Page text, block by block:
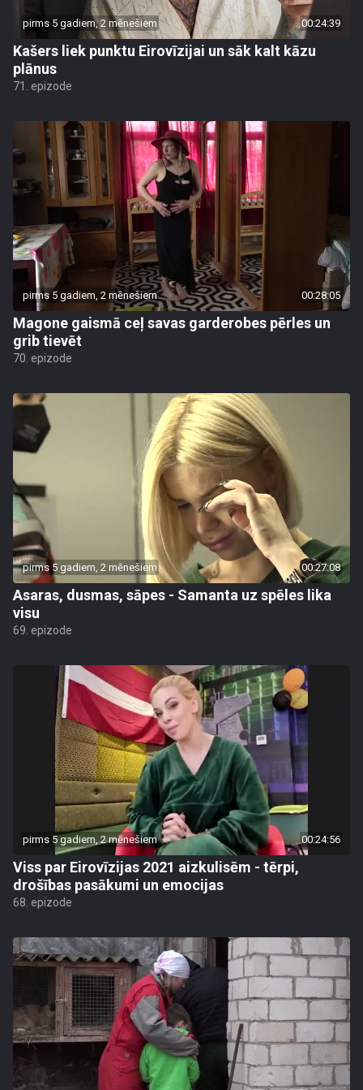
pirms 5 gadiem, 2 mēnešiem 00:24:39
Kašers liek punktu Eirovīzijai un sāk kalt kāzu
plānus
71. epizode
pirms 5 gadiem, 2 mēnešiem 00:28:05
Magone gaismā ceļ savas garderobes pērles un
grib tievēt
70. epizode
pirms 5 gadiem, 2 mēnešiem 00:27:08
Asaras, dusmas, sāpes - Samanta uz spēles lika
visu
69. epizode
pirms 5 gadiem, 2 mēnešiem 00:24:56
Viss par Eirovīzijas 2021 aizkulisēm - tērpi,
drošības pasākumi un emocijas
68. epizode